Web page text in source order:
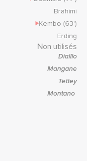
Brahimi
Kembo (63')
Erding
Non utilisés
Dialllo
Mangane
Tettey
Montano